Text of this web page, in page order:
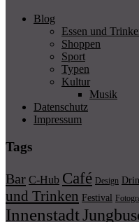
Blog
Essen und
Shoppen
Sport
Typen
Kultur
Musik
Datenschutz
Impressum
Tags
Bar C-Hub Café Design
und Trinken Festival
Innenstadt